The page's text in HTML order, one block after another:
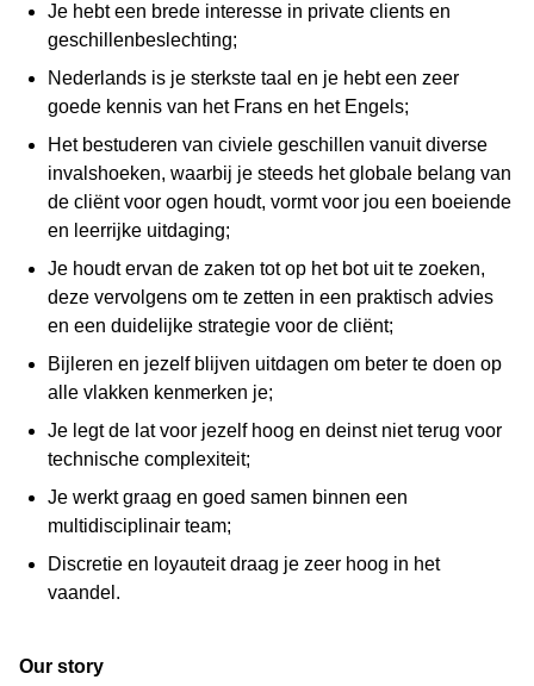
Je hebt een brede interesse in private clients en
geschillenbeslechting;
Nederlands is je sterkste taal en je hebt een zeer
goede kennis van het Frans en het Engels;
Het bestuderen van civiele geschillen vanuit diverse
invalshoeken, waarbij je steeds het globale belang van
de cliënt voor ogen houdt, vormt voor jou een boeiende
en leerrijke uitdaging;
Je houdt ervan de zaken tot op het bot uit te zoeken,
deze vervolgens om te zetten in een praktisch advies
en een duidelijke strategie voor de cliënt;
Bijleren en jezelf blijven uitdagen om beter te doen op
alle vlakken kenmerken je;
Je legt de lat voor jezelf hoog en deinst niet terug voor
technische complexiteit;
Je werkt graag en goed samen binnen een
multidisciplinair team;
Discretie en loyauteit draag je zeer hoog in het
vaandel.
Our story